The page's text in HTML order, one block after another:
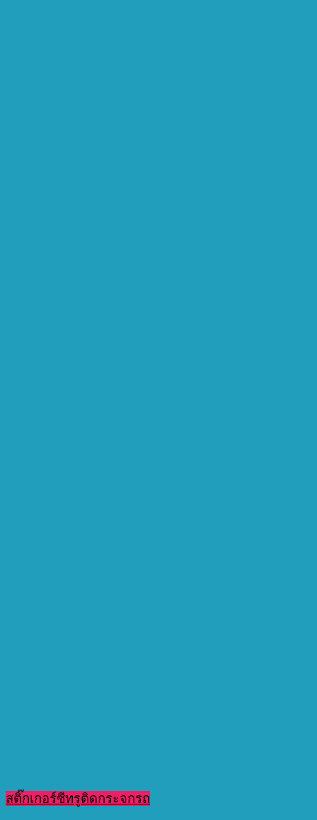
สติ๊กเกอร์ซีทรูติดกระจกรถ